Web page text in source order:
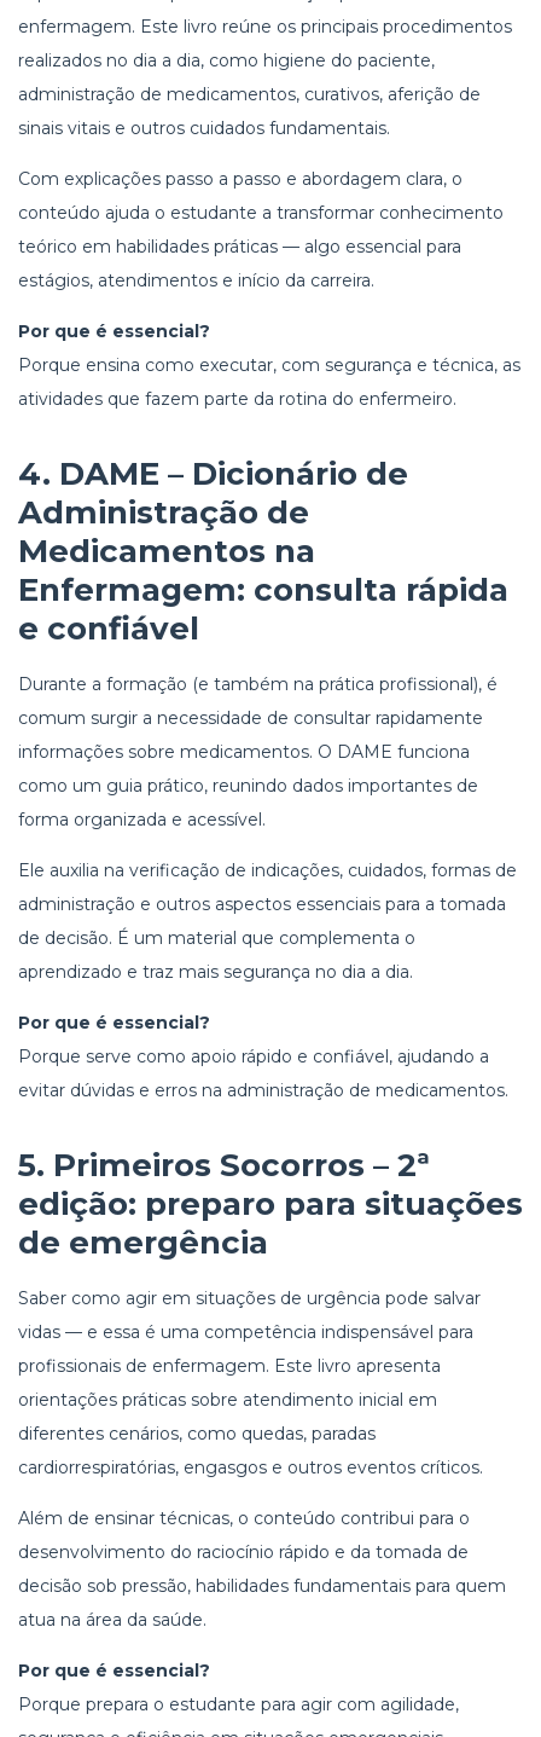
enfermagem. Este livro reúne os principais procedimentos
realizados no dia a dia, como higiene do paciente,
administração de medicamentos, curativos, aferição de
sinais vitais e outros cuidados fundamentais.
Com explicações passo a passo e abordagem clara, o
conteúdo ajuda o estudante a transformar conhecimento
teórico em habilidades práticas — algo essencial para
estágios, atendimentos e início da carreira.
Por que é essencial?
Porque ensina como executar, com segurança e técnica, as
atividades que fazem parte da rotina do enfermeiro.
4. DAME – Dicionário de
Administração de
Medicamentos na
Enfermagem: consulta rápida
e confiável
Durante a formação (e também na prática profissional), é
comum surgir a necessidade de consultar rapidamente
informações sobre medicamentos. O DAME funciona
como um guia prático, reunindo dados importantes de
forma organizada e acessível.
Ele auxilia na verificação de indicações, cuidados, formas de
administração e outros aspectos essenciais para a tomada
de decisão. É um material que complementa o
aprendizado e traz mais segurança no dia a dia.
Por que é essencial?
Porque serve como apoio rápido e confiável, ajudando a
evitar dúvidas e erros na administração de medicamentos.
5. Primeiros Socorros – 2ª
edição: preparo para situações
de emergência
Saber como agir em situações de urgência pode salvar
vidas — e essa é uma competência indispensável para
profissionais de enfermagem. Este livro apresenta
orientações práticas sobre atendimento inicial em
diferentes cenários, como quedas, paradas
cardiorrespiratórias, engasgos e outros eventos críticos.
Além de ensinar técnicas, o conteúdo contribui para o
desenvolvimento do raciocínio rápido e da tomada de
decisão sob pressão, habilidades fundamentais para quem
atua na área da saúde.
Por que é essencial?
Porque prepara o estudante para agir com agilidade,